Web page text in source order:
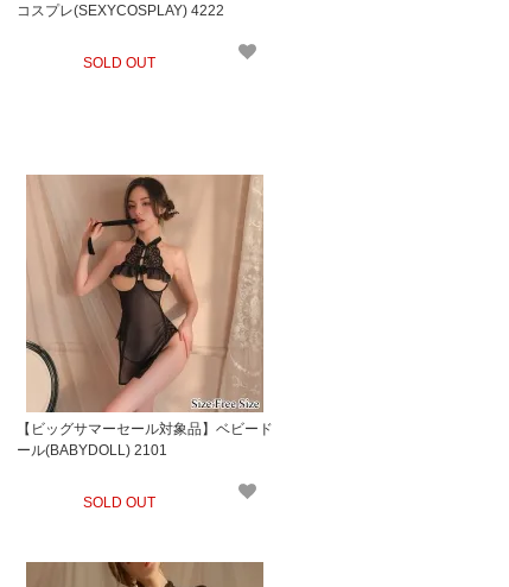
コスプレ(SEXYCOSPLAY) 4222
SOLD OUT
【ビッグサマーセール対象品】ベビード
ール(BABYDOLL) 2101
SOLD OUT